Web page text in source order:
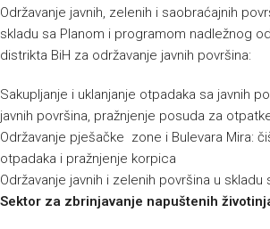
Održavanje javnih, zelenih i saobraćajnih
skladu sa Planom i programom nadležnog
distrikta BiH za održavanje javnih površina:
Sakupljanje i uklanjanje otpadaka sa javnih
javnih površina, pražnjenje posuda za
Održavanje pješačke zone i Bulevara Mira:
otpadaka i pražnjenje korpica
Održavanje javnih i zelenih površina u
Sektor za zbrinjavanje napuštenih